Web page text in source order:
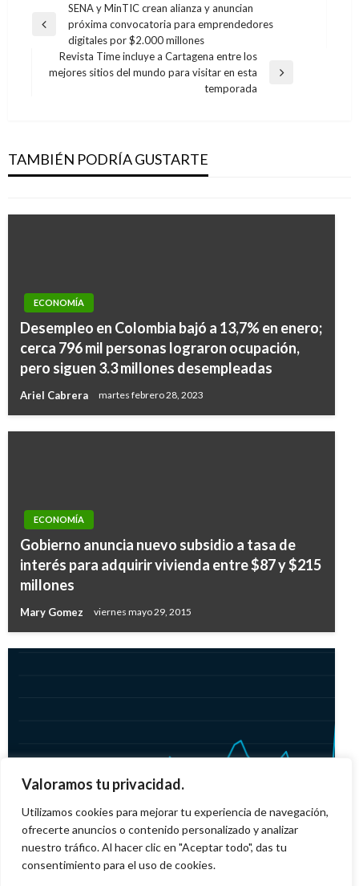
Valoramos tu privacidad.
Utilizamos cookies para mejorar tu experiencia de navegación,
ofrecerte anuncios o contenido personalizado y analizar
nuestro tráfico. Al hacer clic en "Aceptar todo", das tu
consentimiento para el uso de cookies.
Navegación
de
entradas
Entrada
SENA y MinTIC crean alianza y anuncian
próxima convocatoria para emprendedores
digitales por $2.000 millones
Entrada
Revista Time incluye a Cartagena entre los
mejores sitios del mundo para visitar en esta
temporada
TAMBIÉN PODRÍA GUSTARTE
$26 mil millones para equipos médicos
Iván Briceño sábado marzo 28, 2020
ECONOMÍA
Desempleo en Colombia bajó a 13,7% en enero;
cerca 796 mil personas lograron ocupación,
pero siguen 3.3 millones desempleadas
Ariel Cabrera martes febrero 28, 2023
ECONOMÍA
Gobierno anuncia nuevo subsidio a tasa de
interés para adquirir vivienda entre $87 y $215
millones
Mary Gomez viernes mayo 29, 2015
ECONOMÍA
Ariel Cabrera domingo julio 20, 2025